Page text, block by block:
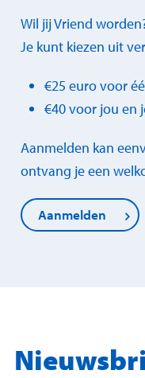
Wil jij Vriend
Je kunt kiezen uit
€25 euro voor
€40 voor jou en
Aanmelden kan
ontvang je een
Aanmelden